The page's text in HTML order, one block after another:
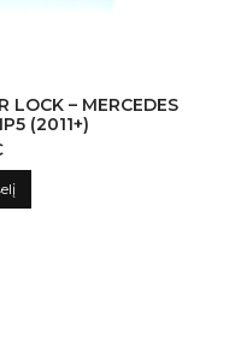
LOCK – MERCEDES
(2011+)